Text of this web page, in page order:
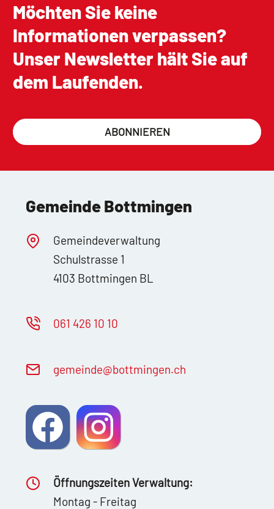
Möchten Sie keine
Informationen verpassen?
Unser Newsletter hält Sie auf
dem Laufenden.
ABONNIEREN
Gemeinde Bottmingen
Gemeindeverwaltung
Schulstrasse 1
4103 Bottmingen BL
061 426 10 10
g m nd b ttm ng n ch
Öffnungszeiten Verwaltung:
Montag - Freitag